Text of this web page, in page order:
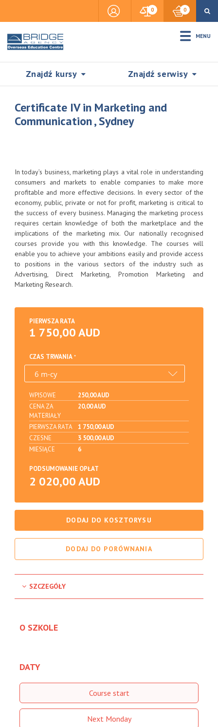
0 0
MENU
Znajdź kursy Znajdź serwisy
SZUKAJ
Visas & Legal Stay
Certificate IV in Marketing and
Communication , Sydney
In today’s business, marketing plays a vital role in understanding
consumers and markets to enable companies to make more
profitable and more effective decisions. In every sector of the
economy, public, private or not for profit, marketing is critical to
the success of every business. Managing the marketing process
requires certain knowledge of both the marketplace and the
implications of the marketing mix. Our nationally recognised
courses provide you with this knowledge. The courses will
enable you to achieve your ambitions easily and provide access
to positions in the various sectors of the industry such as
Advertising, Direct Marketing, Promotion Marketing and
Marketing Research.
PIERWSZA RATA
1 750,00 AUD
CZAS TRWANIA
WPISOWE
250,00 AUD
CENA ZA
MATERIAŁY
20,00 AUD
PIERWSZA RATA
1 750,00 AUD
CZESNE
3 500,00 AUD
MIESIĄCE
6
PODSUMOWANIE OPŁAT
2 020,00 AUD
DODAJ DO KOSZTORYSU
DODAJ DO PORÓWNANIA
SZCZEGÓŁY
O SZKOLE
DATY
Course start
Next Monday